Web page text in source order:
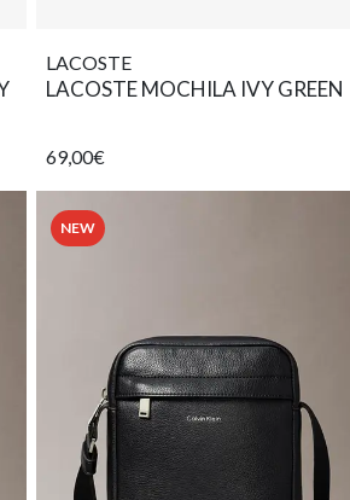
LACOSTE
LACOSTE MOCHILA IVY GREEN
69,00€
NEW